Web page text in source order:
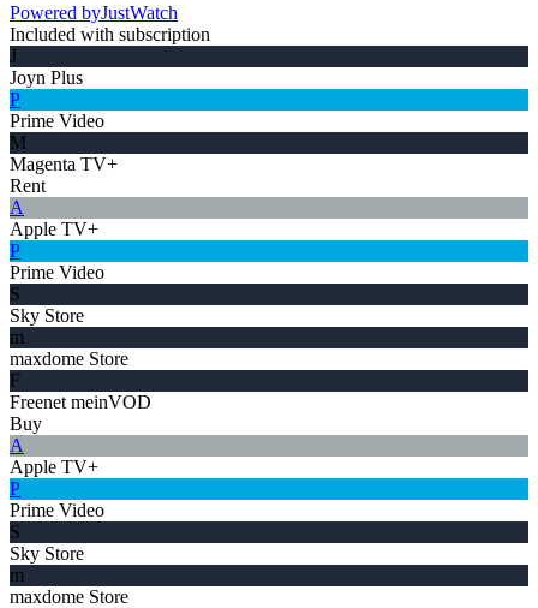
Powered byJustWatch
Included with subscription
J
Joyn Plus
P
Prime Video
M
Magenta TV+
Rent
A
Apple TV+
P
Prime Video
S
Sky Store
m
maxdome Store
F
Freenet meinVOD
Buy
A
Apple TV+
P
Prime Video
S
Sky Store
m
maxdome Store